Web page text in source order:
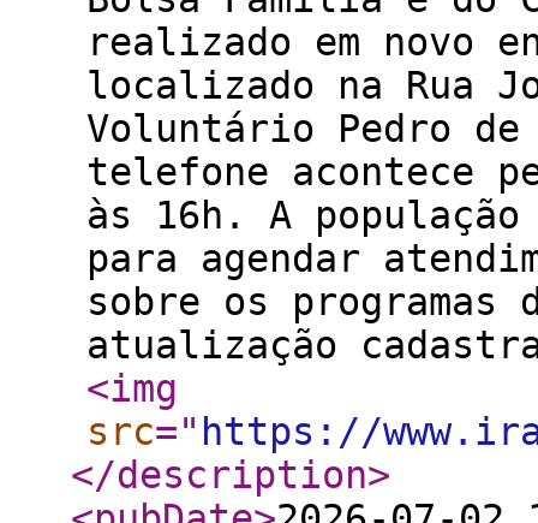
realizado em novo
localizado na Rua
Voluntário Pedro
telefone acontece
às 16h. A
para agendar
sobre os
atualização
<img
src=" https://
</description>